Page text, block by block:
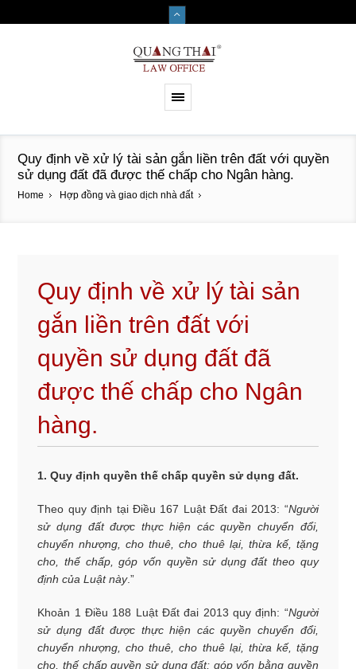
Quy định về xử lý tài sản gắn liền trên đất với quyền
sử dụng đất đã được thế chấp cho Ngân hàng.
Home Hợp đồng và giao dịch nhà đất
Quy định về xử lý tài sản
gắn liền trên đất với
quyền sử dụng đất đã
được thế chấp cho Ngân
hàng.
1.Quy định quyền thế chấp quyền sử dụng đất.
Theo quy định tại Điều 167 Luật Đất đai 2013: “Người
sử dụng đất được thực hiện các quyền chuyển đổi,
chuyển nhượng, cho thuê, cho thuê lại, thừa kế, tặng
cho, thế chấp, góp vốn quyền sử dụng đất theo quy
định của Luật này.”
Khoản 1 Điều 188 Luật Đất đai 2013 quy định: “Người
sử dụng đất được thực hiện các quyền chuyển đổi,
chuyển nhượng, cho thuê, cho thuê lại, thừa kế, tặng
cho, thế chấp quyền sử dụng đất; góp vốn bằng quyền